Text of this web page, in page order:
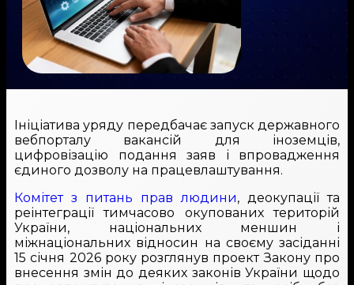
Ініціатива уряду передбачає запуск державного
вебпорталу вакансій для іноземців,
цифровізацію подання заяв і впровадження
єдиного дозволу на працевлаштування.
Комітет з питань прав людини, деокупації та
реінтеграції тимчасово окупованих територій
України, національних меншин і
міжнаціональних відносин на своєму засіданні
15 січня 2026 року розглянув проект Закону про
внесення змін до деяких законів України щодо